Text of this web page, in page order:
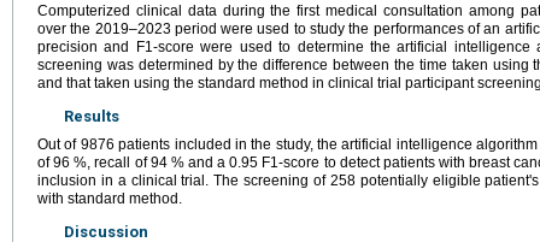
Computerized clinical data during the first medical consultation among
over the 2019–2023 period were used to study the performances of an
precision and F1-score were used to determine the artificial intelligence
screening was determined by the difference between the time taken using
and that taken using the standard method in clinical trial participant
Results
Out of 9876 patients included in the study, the artificial intelligence
of 96 %, recall of 94 % and a 0.95 F1-score to detect patients with breast
inclusion in a clinical trial. The screening of 258 potentially eligible
with standard method.
Discussion